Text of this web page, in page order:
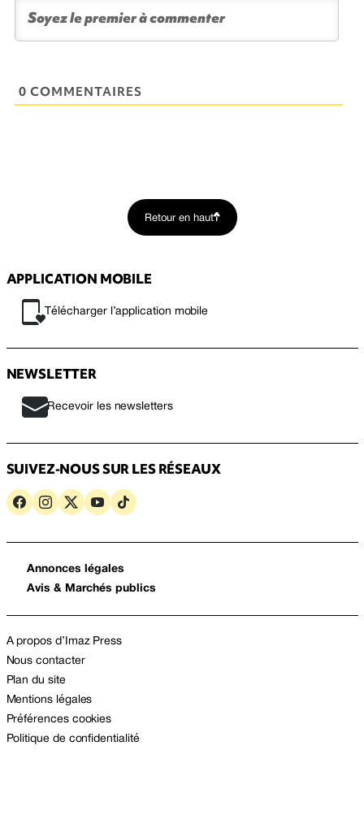
0 COMMENTAIRES
Retour en haut
APPLICATION MOBILE
Télécharger l’application mobile
NEWSLETTER
Recevoir les newsletters
SUIVEZ-NOUS SUR LES RÉSEAUX
Annonces légales
Avis & Marchés publics
A propos d’Imaz Press
Nous contacter
Plan du site
Mentions légales
Préférences cookies
Politique de confidentialité